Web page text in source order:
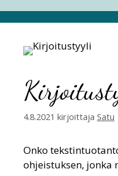
4.8.2021 kirjoittaja Satu
Onko
ohjeistuksen, jonka